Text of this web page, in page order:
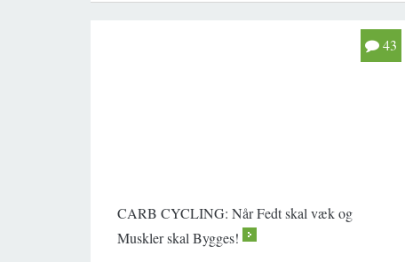
CARB CYCLING: Når Fedt skal væk og
Muskler skal Bygges!
43